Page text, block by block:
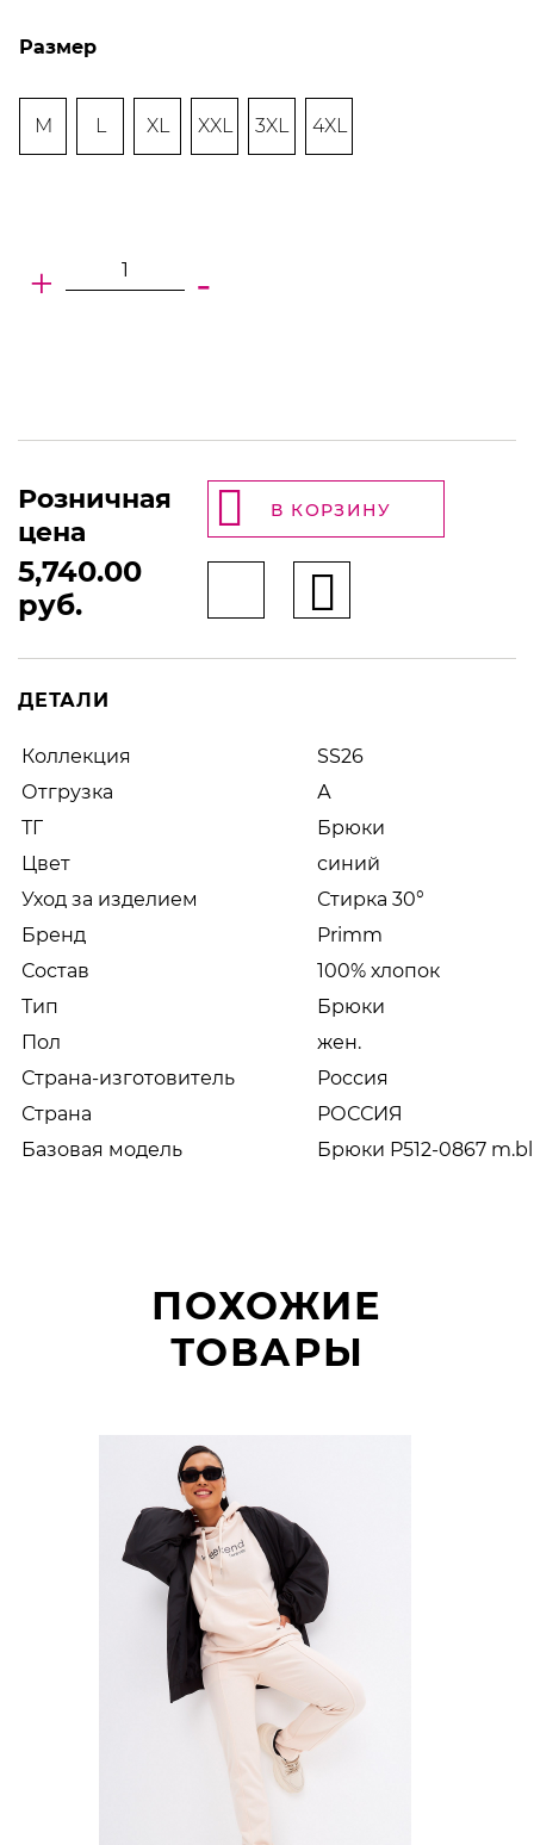
Размер
M L XL XXL 3XL 4XL
+ -
Розничная
цена
5,740.00
руб.
В КОРЗИНУ
ДЕТАЛИ
Коллекция
SS26
Отгрузка
А
ТГ
Брюки
Цвет
синий
Уход за изделием
Стирка 30°
Бренд
Primm
Состав
100% хлопок
Тип
Брюки
Пол
жен.
Страна-изготовитель
Россия
Страна
РОССИЯ
Базовая модель
Брюки P512-0867
ПОХОЖИЕ
ТОВАРЫ